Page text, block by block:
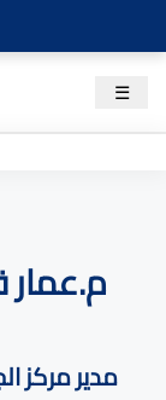
☰
م.عمار
مدير مركز